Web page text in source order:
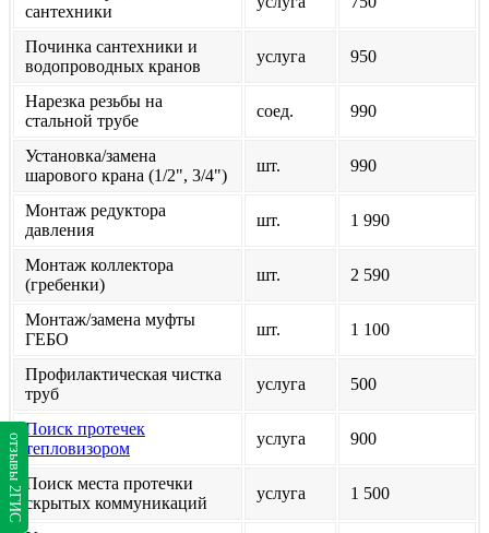
сантехники
Починка сантехники и
водопроводных кранов
услуга 950
Нарезка резьбы на
стальной трубе
соед. 990
Установка/замена
шарового крана (1/2", 3/4")
шт. 990
Монтаж редуктора
давления
шт. 1 990
Монтаж коллектора
(гребенки)
шт. 2 590
Монтаж/замена муфты
ГЕБО
шт. 1 100
Профилактическая чистка
труб
услуга 500
Поиск протечек
тепловизором
услуга 900
Поиск места протечки
скрытых коммуникаций
услуга 1 500
отзывы 2ГИС